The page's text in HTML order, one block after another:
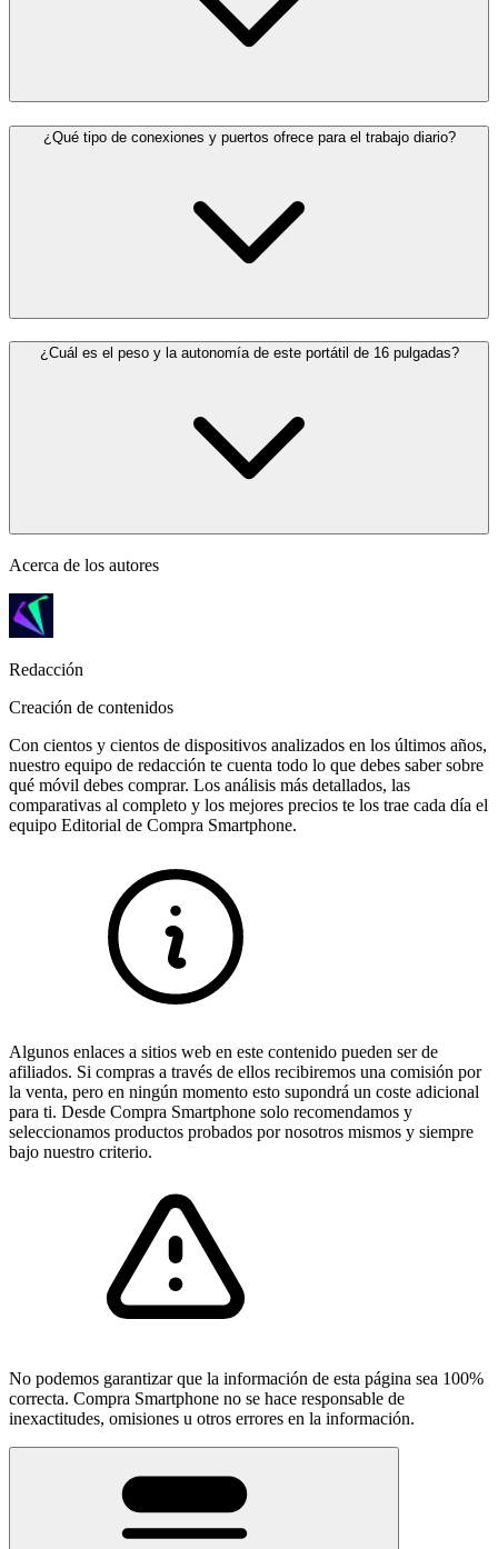
¿Qué tipo de conexiones y puertos ofrece para el trabajo diario?
¿Cuál es el peso y la autonomía de este portátil de 16 pulgadas?
Acerca de los autores
Redacción
Creación de contenidos
Con cientos y cientos de dispositivos analizados en los últimos años,
nuestro equipo de redacción te cuenta todo lo que debes saber sobre
qué móvil debes comprar. Los análisis más detallados, las
comparativas al completo y los mejores precios te los trae cada día el
equipo Editorial de Compra Smartphone.
Algunos enlaces a sitios web en este contenido pueden ser de
afiliados. Si compras a través de ellos recibiremos una comisión por
la venta, pero en ningún momento esto supondrá un coste adicional
para ti. Desde Compra Smartphone solo recomendamos y
seleccionamos productos probados por nosotros mismos y siempre
bajo nuestro criterio.
No podemos garantizar que la información de esta página sea 100%
correcta. Compra Smartphone no se hace responsable de
inexactitudes, omisiones u otros errores en la información.